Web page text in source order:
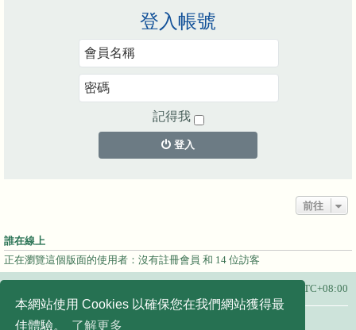
本網站使用 Cookies 以確保您在我們網站獲得最
佳體驗。
了解更多
登入帳號
記得我
登入
前往
誰在線上
正在瀏覽這個版面的使用者：沒有註冊會員 和 14 位訪客
UTC+08:00
友站連結：